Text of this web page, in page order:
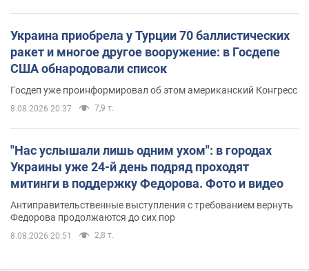
Украина приобрела у Турции 70 баллистических
ракет и многое другое вооружение: в Госдепе
США обнародовали список
Госдеп уже проинформировал об этом американский Конгресс
8.08.2026 20:37 7,9 т.
"Нас услышали лишь одним ухом": в городах
Украины уже 24-й день подряд проходят
митинги в поддержку Федорова. Фото и видео
Антиправительственные выступления с требованием вернуть
Федорова продолжаются до сих пор
8.08.2026 20:51 2,8 т.